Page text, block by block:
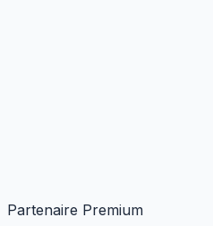
Partenaire Premium